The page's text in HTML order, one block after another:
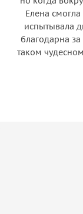
Елена смогла
испытывала
благодарна
таком